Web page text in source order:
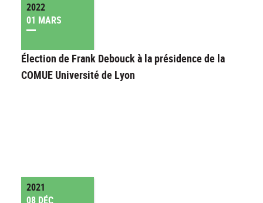
2022
01 MARS
Élection de Frank Debouck à la présidence de la
COMUE Université de Lyon
2021
08 DÉC